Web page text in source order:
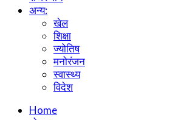
अन्य:
खेल
शिक्षा
ज्योतिष
मनोरंजन
स्वास्थ्य
विदेश
Home